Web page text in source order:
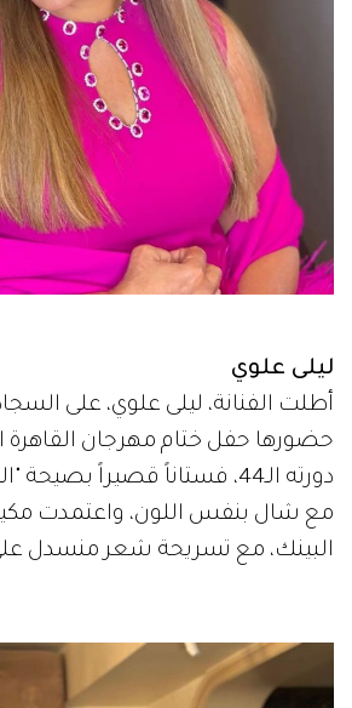
ليلى علوي
أطلت الفنانة، ليلى علوي، على
حضورها حفل ختام مهرجان القاهرة
دورته الـ44، فستاناً قصيراً
مع شال بنفس اللون، واعتمدت
البينك، مع تسريحة شعر منسدل